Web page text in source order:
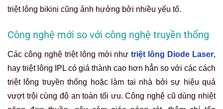
triệt lông bikini cũng ảnh hưởng bởi nhiều yếu tố.
Công nghệ mới so với công nghệ truyền thống
Các công nghệ triệt lông mới nhưtriệt lông Diode Laser,
hay triệt lông IPL có giá thành cao hơn hẳn so với các cách
triệt lông truyền thống hoặc làm tại nhà bởi sự hiệu quả
vượt trội cùng độ an toàn tối ưu. Công nghệ cũ dùng nhiệt